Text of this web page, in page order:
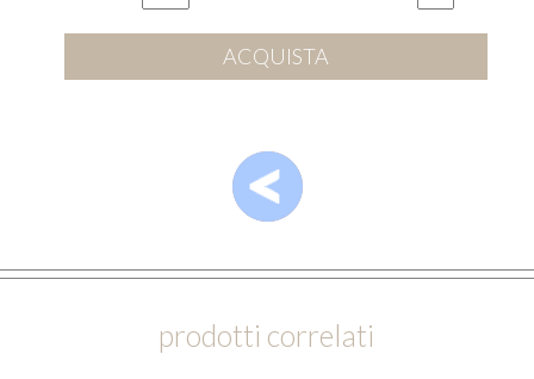
ACQUISTA
prodotti correlati